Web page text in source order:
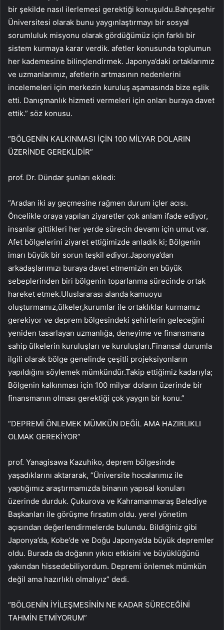
bir şekilde nasıl ilerlemesi gerektiği konuşuldu.Bahçeşehir
Üniversitesi olarak bunu yaygınlaştırmayı bir sosyal
sorumluluk misyonu olarak gördüğümüz için farklı bir
sistem kurmaya karar verdik. afetler konusunda toplumun
her kademesine bilinçlendirmek. Japonya’daki ortaklarımız
ve uzmanlarımız, afetlerin artmasının nedenlerini
incelemeleri için merkezin kuruluş aşamasında bize eşlik
etti. Danışmanlık hizmeti vermeleri için onları buraya davet
ettik.” söz konusu.
“BÖLGENİN KALKINMASI İÇİN 100 MİLYAR DOLARIN
ÜZERİNDE GEREKLİDİR”
prof. Dr. Dündar şunları ekledi:
“Aradan iki ay geçmesine rağmen durum içler acısı.
Öncelikle oraya yapılan ziyaretler çok anlam ifade ediyor,
insanlar gittikleri her yerde sürecin devamı için umut var.
Afet bölgelerini ziyaret ettiğimizde anladık ki; Bölgenin
imarı büyük bir sorun teşkil ediyor.Japonya’dan
arkadaşlarımızı buraya davet etmemizin en büyük
sebeplerinden biri bölgenin toparlanma sürecinde ortak
hareket etmek.Uluslararası alanda kamuoyu
oluşturmamız,ülkeler,kurumlar ile ortaklıklar kurmamız
gerekiyor ve deprem bölgesindeki şehirlerin geleceğini
yeniden tasarlayan uzmanlığa, deneyime ve finansmana
sahip ülkelerin kuruluşları ve kuruluşları.Finansal durumla
ilgili olarak bölge genelinde çeşitli projeksiyonların
yapıldığını söylemek mümkündür.Takip ettiğimiz kadarıyla;
Bölgenin kalkınması için 100 milyar doların üzerinde bir
finansmanın olması gerektiği çok yaygın bir konu.”
“DEPREMİ ÖNLEMEK MÜMKÜN DEĞİL AMA HAZIRLIKLI
OLMAK GEREKİYOR”
prof. Yanagisawa Kazuhiko, deprem bölgesinde
yaşadıklarını aktararak, “Üniversite hocalarımız ile
yaptığımız araştırmamızda binanın yapısal konuları
üzerinde durduk. Çukurova ve Kahramanmaraş Belediye
Başkanları ile görüşme fırsatım oldu. yerel yönetim
açısından değerlendirmelerde bulundu. Bildiğiniz gibi
Japonya’da, Kobe’de ve Doğu Japonya’da büyük depremler
oldu. Burada da doğanın yıkıcı etkisini ve büyüklüğünü
yakından hissedebiliyordum. Depremi önlemek mümkün
değil ama hazırlıklı olmalıyız” dedi.
“BÖLGENİN İYİLEŞMESİNİN NE KADAR SÜRECEĞİNİ
TAHMİN ETMİYORUM”